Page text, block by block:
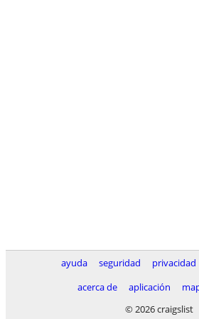
ayuda seguridad privacidad
acerca de
aplicación
© 2026 craigslist